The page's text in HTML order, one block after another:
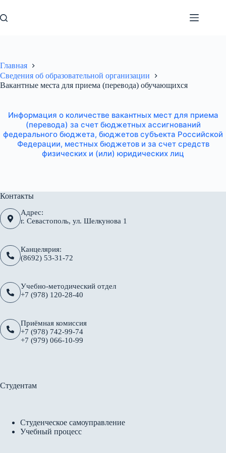
к
сути
Главная
Сведения об образовательной организации
Вакантные места для приема (перевода) обучающихся
Информация о количестве вакантных мест для приема
(перевода) за счет бюджетных ассигнований
федерального бюджета, бюджетов субъекта Российской
Федерации, местных бюджетов и за счет средств
физических и (или) юридических лиц
Контакты
Адрес:
г. Севастополь, ул. Шелкунова 1
Канцелярия:
(8692) 53-31-72
Учебно-методический отдел
+7 (978) 120-28-40
Приёмная комиссия
+7 (978) 742-99-74
+7 (979) 066-10-99
Студентам
Студенческое самоуправление
Учебный процесс